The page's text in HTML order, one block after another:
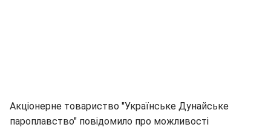
Акціонерне товариство "Українське Дунайське
пароплавство" повідомило про можливості